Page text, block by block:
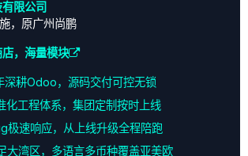
限公司
，原广州尚鹏
，海量模块
深耕Odoo，源码交付可控无锁
化工程体系，集团定制按时上线
极速响应，从上线升级全程陪跑
大湾区，多语言多币种覆盖亚美欧